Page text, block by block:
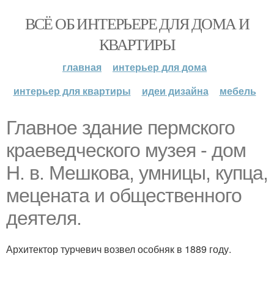
ВСЁ ОБ ИНТЕРЬЕРЕ ДЛЯ ДОМА И
КВАРТИРЫ
главная
интерьер для дома
интерьер для квартиры
идеи дизайна мебель
Главное здание пермского
краеведческого музея - дом
Н. в. Мешкова, умницы, купца,
мецената и общественного
деятеля.
Архитектор турчевич возвел особняк в 1889 году.